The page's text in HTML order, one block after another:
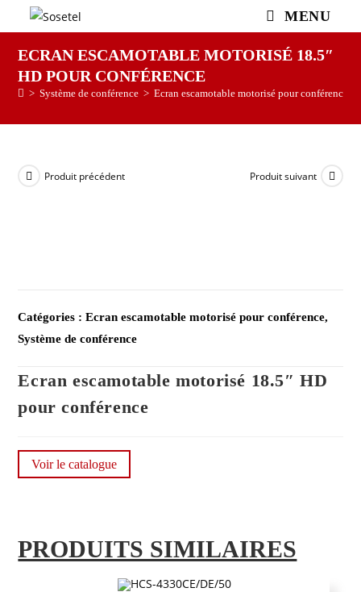
MENU
ECRAN ESCAMOTABLE MOTORISÉ 18.5″
HD POUR CONFÉRENCE
> Système de conférence > Ecran escamotable motorisé pour conférence
Produit précédent Produit suivant
Catégories :Ecran escamotable motorisé pour conférence,
Système de conférence
Ecran escamotable motorisé 18.5″ HD
pour conférence
Voir le catalogue
PRODUITS SIMILAIRES